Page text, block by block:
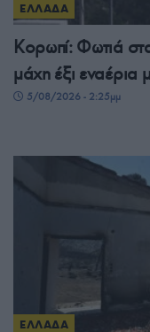
ΕΛΛΑΔΑ
Κορωπί: Φωτιά
μάχη έξι εναέρια
5/08/2026 - 2:25μμ
ΕΛΛΑΔΑ